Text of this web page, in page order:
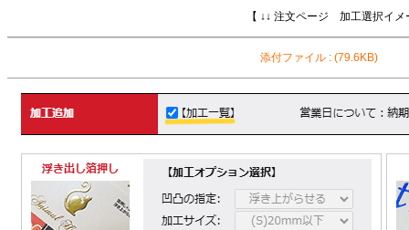
【 ↓↓ 注文ページ 加工選択イメージ
添付ファイル: (79.6KB)